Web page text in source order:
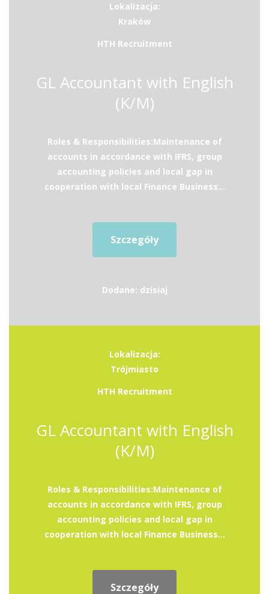
Lokalizacja:
Kraków
HTH Recruitment
GL Accountant with English
(K/M)
Roles & Responsibilities:Maintenance of
accounts in accordance with IFRS, group
accounting policies and local gap in
cooperation with local Finance Business...
Szczegóły
Dodane: dzisiaj
Lokalizacja:
Trójmiasto
HTH Recruitment
GL Accountant with English
(K/M)
Roles & Responsibilities:Maintenance of
accounts in accordance with IFRS, group
accounting policies and local gap in
cooperation with local Finance Business...
Szczegóły